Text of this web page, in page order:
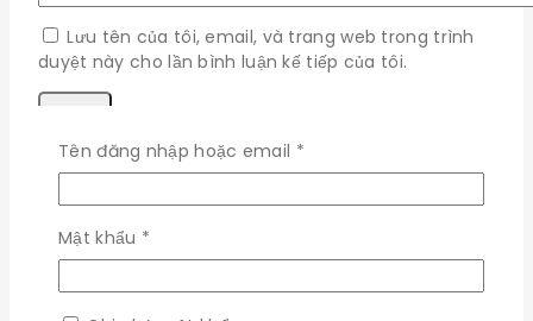
Lưu tên của tôi, email, và trang web trong trình
duyệt này cho lần bình luận kế tiếp của tôi.
×
Đăng nhập
Tên đăng nhập hoặc email
Tên đăng nhập hoặc email *Bắt
buộc
Mật khẩu *
buộc